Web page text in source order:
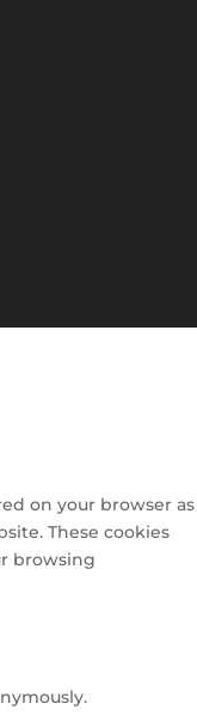
on your browser as
These cookies
browsing